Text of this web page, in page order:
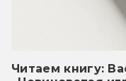
Читаем книгу: